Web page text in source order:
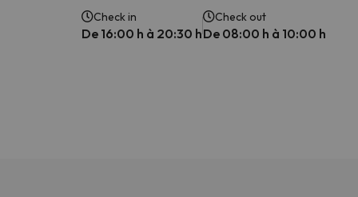
Check in
De 16:00 h à 20:30 h
Check out
De 08:00 h à 10:00 h